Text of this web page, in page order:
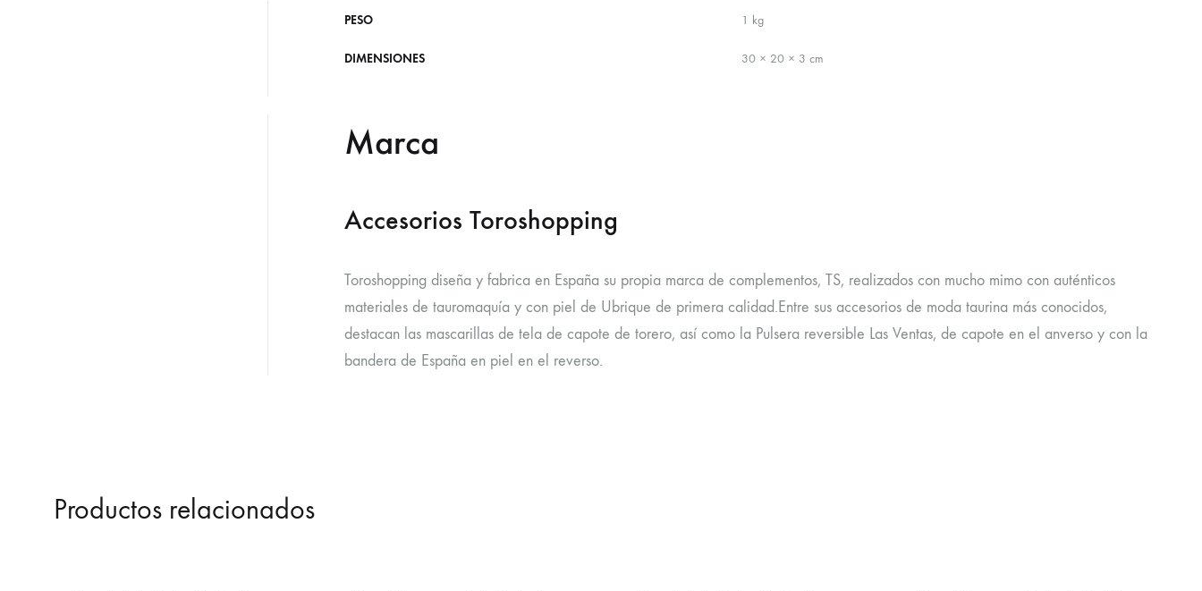
PESO 1 kg
DIMENSIONES 30 × 20 × 3 cm
Marca
Accesorios Toroshopping
Toroshopping diseña y fabrica en España su propia marca de complementos, TS, realizados con mucho mimo con auténticos
materiales de tauromaquía y con piel de Ubrique de primera calidad.Entre sus accesorios de moda taurina más conocidos,
destacan las mascarillas de tela de capote de torero, así como la Pulsera reversible Las Ventas, de capote en el anverso y con la
bandera de España en piel en el reverso.
Productos relacionados